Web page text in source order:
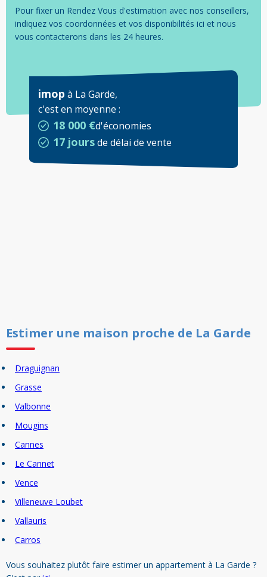
Pour fixer un Rendez Vous d'estimation avec nos conseillers,
indiquez vos coordonnées et vos disponibilités ici et nous
vous contacterons dans les 24 heures.
imop à La Garde,
c'est en moyenne :
18 000 €d'économies
17 joursde délai de vente
Estimer une maison proche de La Garde
Draguignan
Grasse
Valbonne
Mougins
Cannes
Le Cannet
Vence
Villeneuve Loubet
Vallauris
Carros
Vous souhaitez plutôt faire estimer un appartement à La Garde ?